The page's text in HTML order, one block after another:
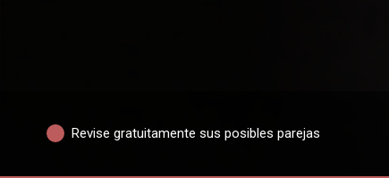
Revise gratuitamente sus posibles parejas